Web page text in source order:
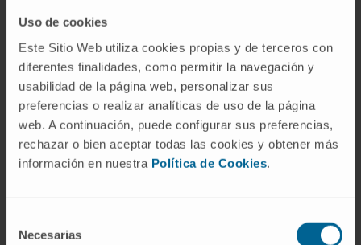
Uso de cookies
Este Sitio Web utiliza cookies propias y de terceros con
diferentes finalidades, como permitir la navegación y
usabilidad de la página web, personalizar sus
preferencias o realizar analíticas de uso de la página
web. A continuación, puede configurar sus preferencias,
rechazar o bien aceptar todas las cookies y obtener más
información en nuestra Política de Cookies.
Necesarias
Dra. María Arraiza Sarasa
Ver Curriculum
Especialista
Servicio de Radiología
Sede Pamplona